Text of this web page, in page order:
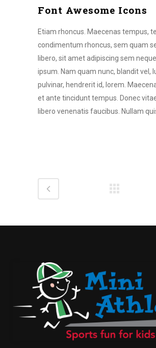
Font Awesome Icons
Etiam rhoncus. Maecenas tempus,
condimentum rhoncus, sem quam
libero, sit amet adipiscing sem
ipsum. Nam quam nunc, blandit vel,
pulvinar, hendrerit id, lorem.
et ante tincidunt tempus. Donec
libero venenatis faucibus. Nullam